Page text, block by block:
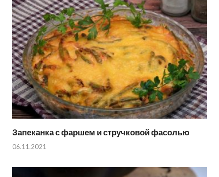
Запеканка с фаршем и стручковой фасолью
06.11.2021